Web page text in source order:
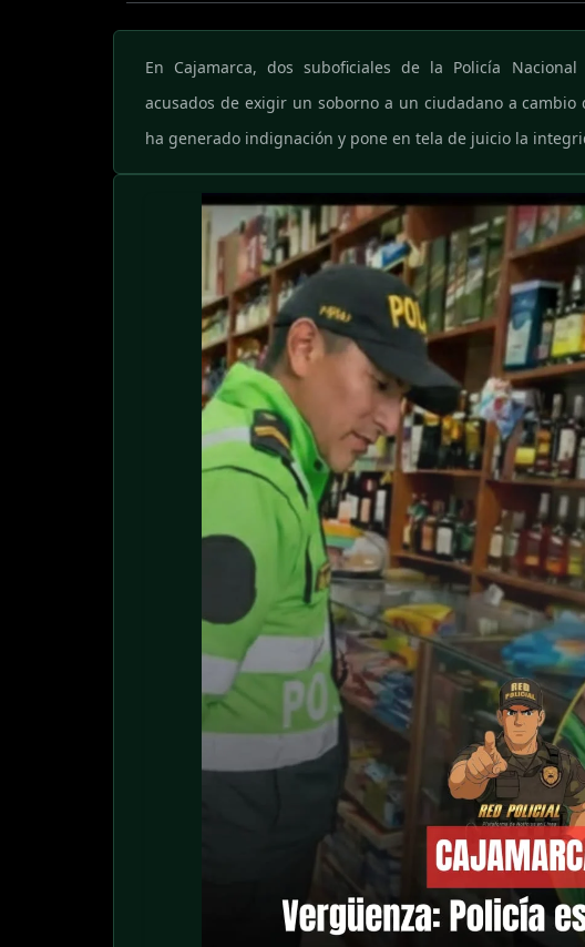
En Cajamarca, dos suboficiales de la Policía
acusados de exigir un soborno a un ciudadano a
ha generado indignación y pone en tela de juicio la